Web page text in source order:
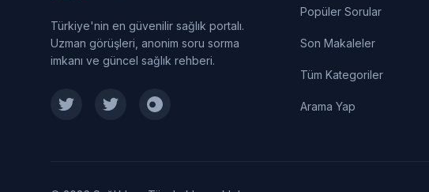
Türkiye'nin en güvenilir sağlık portalı.
Uzman görüşleri, anonim soru sorma
imkanı ve güncel sağlık rehberi.
FacebookTwitter Instagram
Popüler Sorular
Son Makaleler
Tüm Kategoriler
Arama Yap